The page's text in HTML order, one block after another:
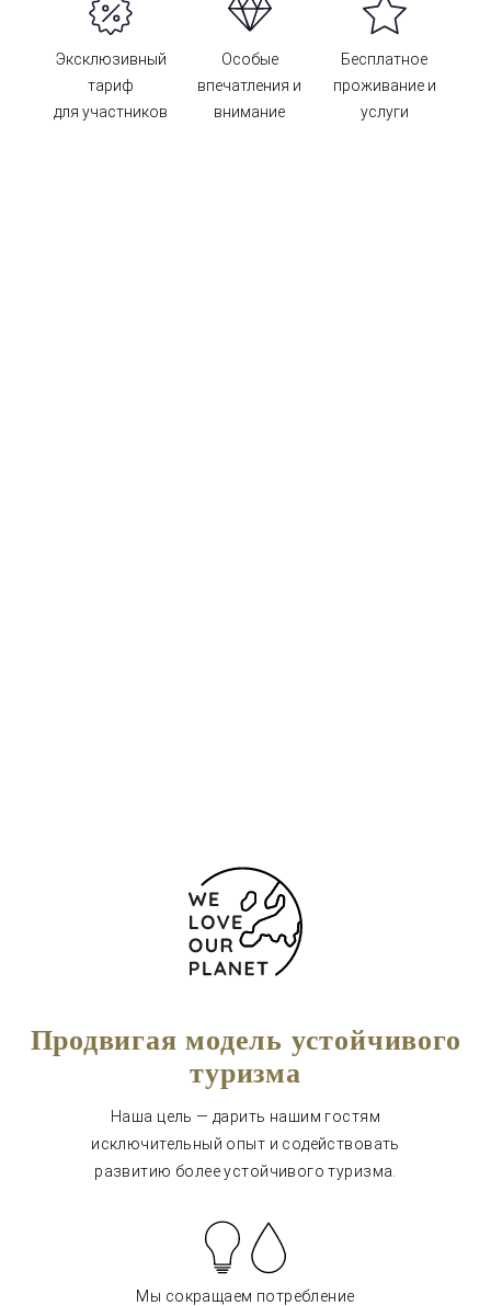
Эксклюзивный
тариф
для участников
Особые
впечатления и
внимание
Бесплатное
проживание и
услуги
Продвигая модель устойчивого
туризма
Наша цель — дарить нашим гостям
исключительный опыт и содействовать
развитию более устойчивого туризма.
Мы сокращаем потребление